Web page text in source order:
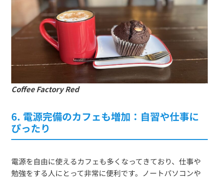
Coffee Factory Red
6. 電源完備のカフェも増加：自習や仕事に
ぴったり
電源を自由に使えるカフェも多くなってきており、仕事や
勉強をする人にとって非常に便利です。ノートパソコンや